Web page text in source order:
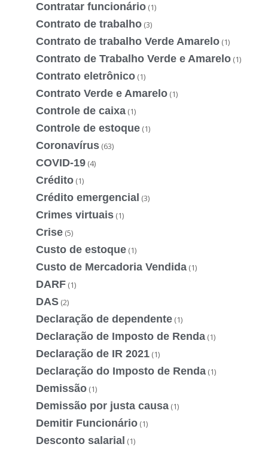
Contratar funcionário (1)
Contrato de trabalho (3)
Contrato de trabalho Verde Amarelo (1)
Contrato de Trabalho Verde e Amarelo (1)
Contrato eletrônico (1)
Contrato Verde e Amarelo (1)
Controle de caixa (1)
Controle de estoque (1)
Coronavírus (63)
COVID-19 (4)
Crédito (1)
Crédito emergencial (3)
Crimes virtuais (1)
Crise (5)
Custo de estoque (1)
Custo de Mercadoria Vendida (1)
DARF (1)
DAS (2)
Declaração de dependente (1)
Declaração de Imposto de Renda (1)
Declaração de IR 2021 (1)
Declaração do Imposto de Renda (1)
Demissão (1)
Demissão por justa causa (1)
Demitir Funcionário (1)
Desconto salarial (1)